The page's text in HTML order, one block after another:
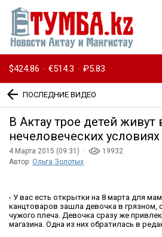
$424.86 · €514.3 · ₽5.83
ПОСЛЕДНИЕ ВИДЕО
В Актау трое детей живут
нечеловеческих условиях
4 Марта 2015 (09:31) ·
19932
Автор: Ольга Золотых
- У вас есть открытки на 8 марта для
канцтоваров зашла девочка в грязном,
чужого плеча. Девочка сразу же
магазина. Одна из них обратилась в